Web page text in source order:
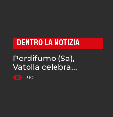
DENTRO LA NOTIZIA
Perdifumo (Sa),
Vatolla celebra...
310